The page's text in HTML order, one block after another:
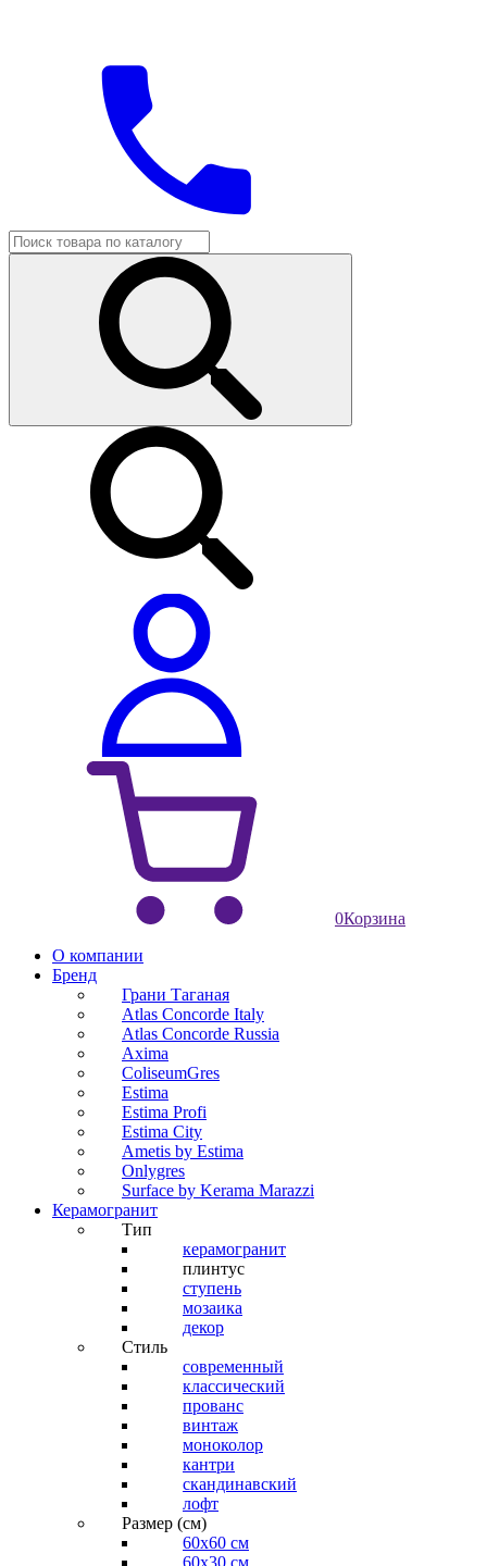
0Корзина
О компании
Бренд
Грани Таганая
Atlas Concorde Italy
Atlas Concorde Russia
Axima
ColiseumGres
Estima
Estima Profi
Estima City
Ametis by Estima
Onlygres
Surface by Kerama Marazzi
Керамогранит
Тип
керамогранит
плинтус
ступень
мозаика
декор
Стиль
современный
классический
прованс
винтаж
моноколор
кантри
скандинавский
лофт
Размер (см)
60х60 см
60x30 см